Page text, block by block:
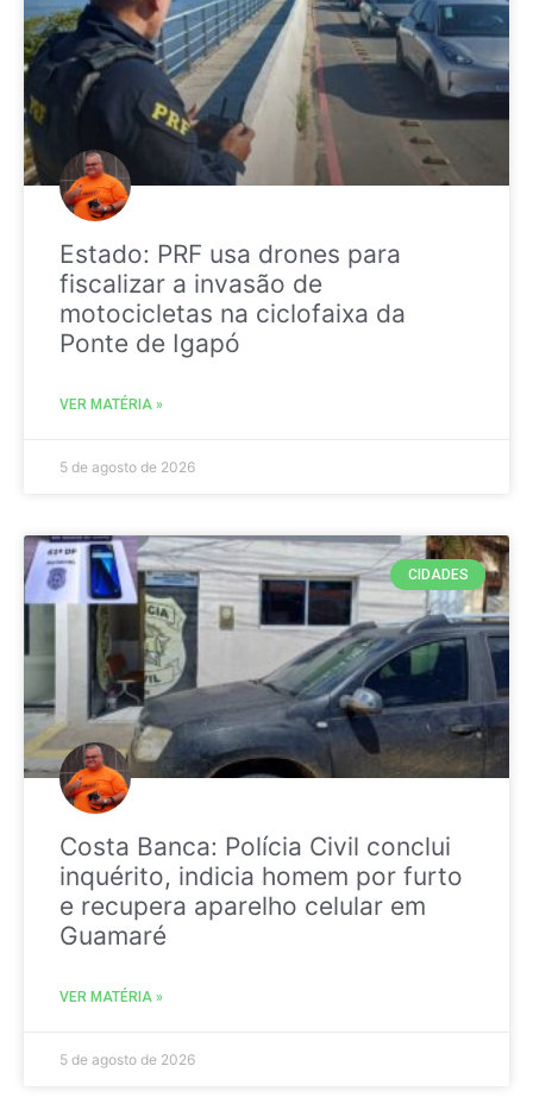
Estado: PRF usa drones para
fiscalizar a invasão de
motocicletas na ciclofaixa da
Ponte de Igapó
VER MATÉRIA »
5 de agosto de 2026
CIDADES
Costa Banca: Polícia Civil conclui
inquérito, indicia homem por furto
e recupera aparelho celular em
Guamaré
VER MATÉRIA »
5 de agosto de 2026